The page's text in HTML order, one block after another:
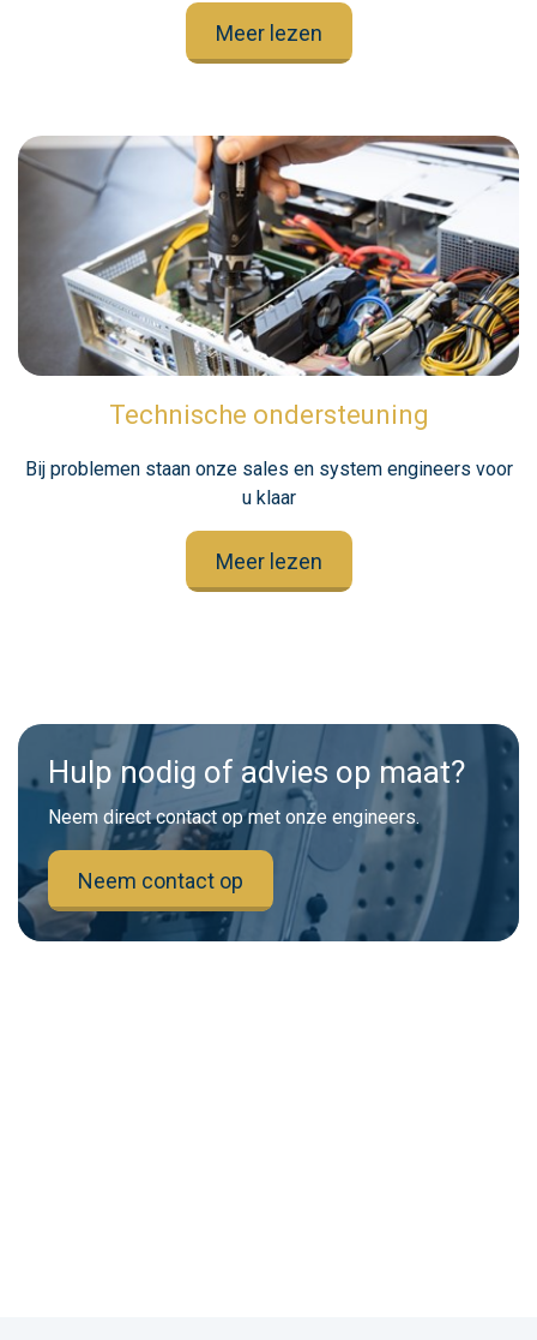
Meer lezen
Technische ondersteuning
Bij problemen staan onze sales en system engineers voor
u klaar
Meer lezen
Hulp nodig of advies op maat?
Neem direct contact op met onze engineers.
Neem contact op